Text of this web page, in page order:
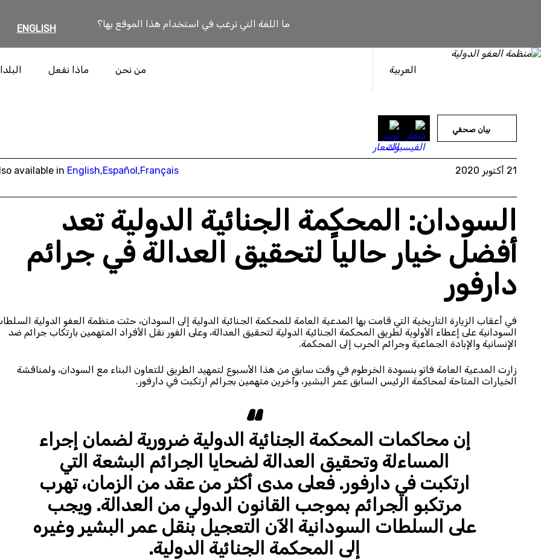
ما اللغة التي ترغب في استخدام هذا الموقع بها؟ ENGLISH
العربية من نحن ماذا نفعل
بيان صحفي
21 أكتوبر 2020 available in English,Español,Français
السودان: المحكمة الجنائية الدولية تعد
أفضل خيار حالياً لتحقيق العدالة في جرائم
دارفور
في أعقاب الزيارة التاريخية التي قامت بها المدعية العامة للمحكمة الجنائية الدولية إلى السودان، حثت منظمة العفو الدولية
السودانية على إعطاء الأولوية لطريق المحكمة الجنائية الدولية لتحقيق العدالة، وعلى الفور نقل الأفراد المتهمين بارتكاب جرائم ضد
الإنسانية والإبادة الجماعية وجرائم الحرب إلى المحكمة.
زارت المدعية العامة فاتو بنسودة الخرطوم في وقت سابق من هذا الأسبوع لتمهيد الطريق للتعاون البناء مع السودان، ولمناقشة
الخيارات المتاحة لمحاكمة الرئيس السابق عمر البشير، وآخرين متهمين بجرائم ارتكبت في دارفور.
إن محاكمات المحكمة الجنائية الدولية ضرورية لضمان إجراء
المساءلة وتحقيق العدالة لضحايا الجرائم البشعة التي
ارتكبت في دارفور. فعلى مدى أكثر من عقد من الزمان، تهرب
مرتكبو الجرائم بموجب القانون الدولي من العدالة. ويجب
على السلطات السودانية الآن التعجيل بنقل عمر البشير وغيره
إلى المحكمة الجنائية الدولية.